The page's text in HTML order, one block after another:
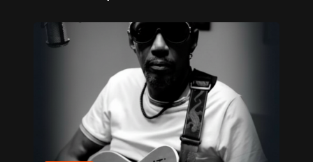
Sissy – Confidences de Stars